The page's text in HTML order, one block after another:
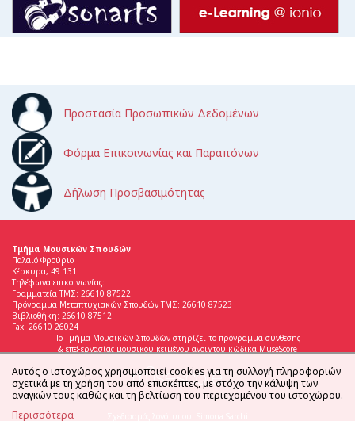
Προστασία Προσωπικών Δεδομένων
Φόρμα Επικοινωνίας και Παραπόνων
Δήλωση Προσβασιμότητας
Τμήμα Μουσικών Σπουδών
Παλαιό Φρούριο
Κέρκυρα, 49 131
Τηλέφωνα επικοινωνίας:
Γραμματεία ΤΜΣ: 26610 87522
Πρόγραμμα Μεταπτυχιακών Σπουδών ΤΜΣ: 26610 87523
Βιβλιοθήκη: 26610 87512
Fax: 26610 26024
Το Τμήμα Μουσικών Σπουδών στηρίζει το πρόγραμμα σύνθεσης
& επεξεργασίας μουσικού κειμένου ανοιχτού κώδικα MuseScore
Αυτός ο ιστοχώρος χρησιμοποιεί cookies για τη συλλογή πληροφοριών
σχετικά με τη χρήση του από επισκέπτες, με στόχο την κάλυψη των
αναγκών τους καθώς και τη βελτίωση του περιεχομένου του ιστοχώρου.
Περισσότερα